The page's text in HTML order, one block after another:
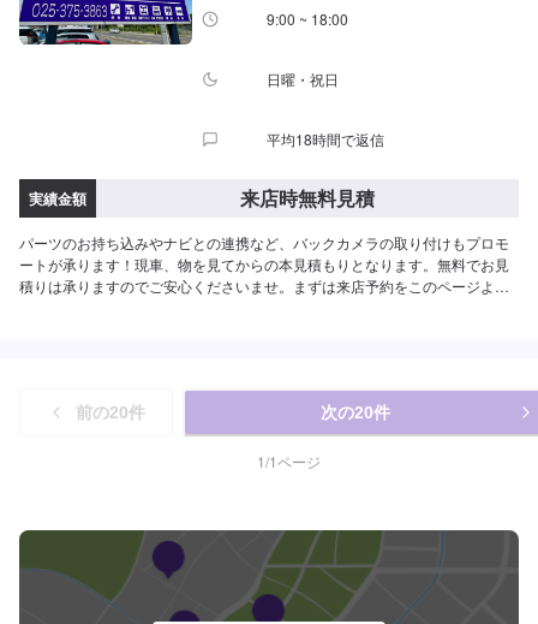
9:00 ~ 18:00
日曜・祝日
平均18時間で返信
実績金額 来店時無料見積
パーツのお持ち込みやナビとの連携など、バックカメラの取り付けもプロモ
ートが承ります！現車、物を見てからの本見積もりとなります。無料でお見
積りは承りますのでご安心くださいませ。まずは来店予約をこのページより
前の20件 次の20件
1/1ページ